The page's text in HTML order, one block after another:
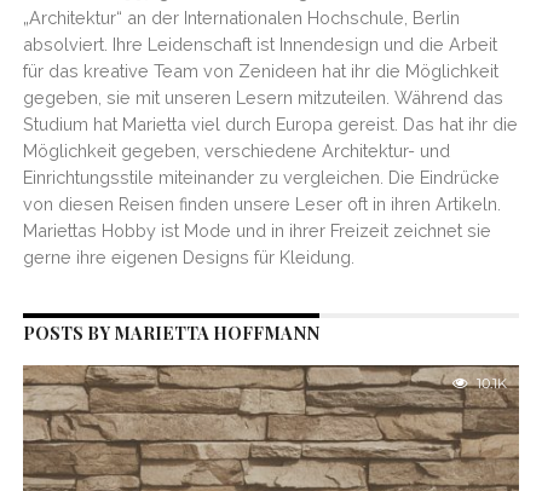
„Architektur“ an der Internationalen Hochschule, Berlin
absolviert. Ihre Leidenschaft ist Innendesign und die Arbeit
für das kreative Team von Zenideen hat ihr die Möglichkeit
gegeben, sie mit unseren Lesern mitzuteilen. Während das
Studium hat Marietta viel durch Europa gereist. Das hat ihr die
Möglichkeit gegeben, verschiedene Architektur- und
Einrichtungsstile miteinander zu vergleichen. Die Eindrücke
von diesen Reisen finden unsere Leser oft in ihren Artikeln.
Mariettas Hobby ist Mode und in ihrer Freizeit zeichnet sie
gerne ihre eigenen Designs für Kleidung.
POSTS BY MARIETTA HOFFMANN
10.1K